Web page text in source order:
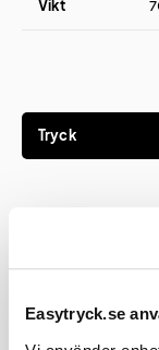
Easytryck.se
Vikt
Tryck
Brodyryta
Tryckyta
framsida